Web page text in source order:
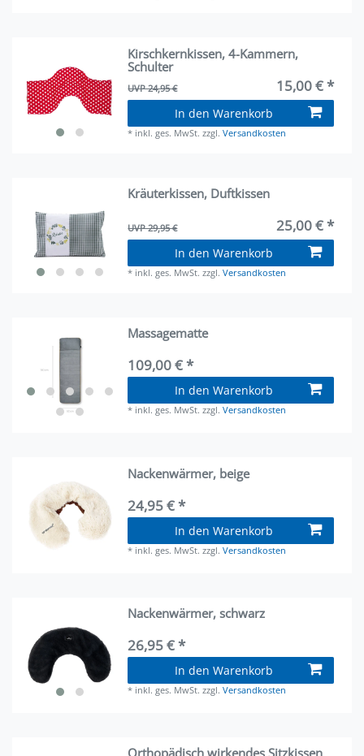
Kirschkernkissen, 4-Kammern,
Schulter
UVP 24,95 € 15,00 € *
In den Warenkorb
* inkl. ges. MwSt. zzgl.Versandkosten
Kräuterkissen, Duftkissen
UVP 29,95 € 25,00 € *
In den Warenkorb
* inkl. ges. MwSt. zzgl.Versandkosten
Massagematte
109,00 € *
In den Warenkorb
* inkl. ges. MwSt. zzgl.Versandkosten
Nackenwärmer, beige
24,95 € *
In den Warenkorb
* inkl. ges. MwSt. zzgl.Versandkosten
Nackenwärmer, schwarz
26,95 € *
In den Warenkorb
* inkl. ges. MwSt. zzgl.Versandkosten